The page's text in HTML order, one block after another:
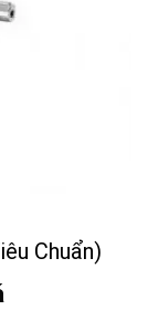
Chuẩn)